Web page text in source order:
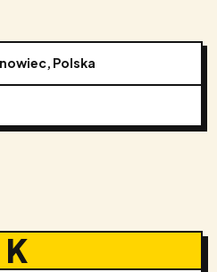
Polska
K